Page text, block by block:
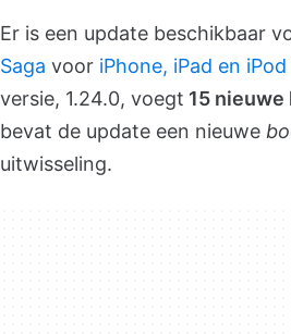
Er is een update beschikbaar
Saga voor iPhone, iPad en
versie, 1.24.0, voegt 15 nieuwe
bevat de update een nieuwe
uitwisseling.